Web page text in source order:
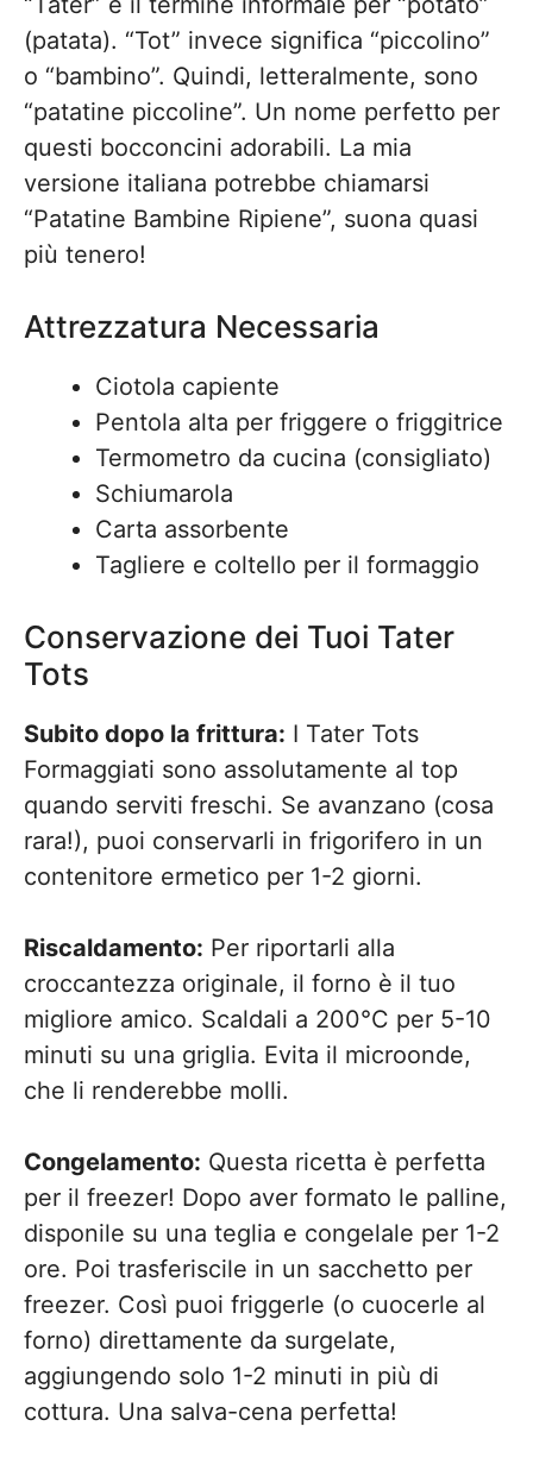
(patata). “Tot” invece significa “piccolino”
o “bambino”. Quindi, letteralmente, sono
“patatine piccoline”. Un nome perfetto per
questi bocconcini adorabili. La mia
versione italiana potrebbe chiamarsi
“Patatine Bambine Ripiene”, suona quasi
più tenero!
Attrezzatura Necessaria
Ciotola capiente
Pentola alta per friggere o friggitrice
Termometro da cucina (consigliato)
Schiumarola
Carta assorbente
Tagliere e coltello per il formaggio
Conservazione dei Tuoi Tater
Tots
Subito dopo la frittura: I Tater Tots
Formaggiati sono assolutamente al top
quando serviti freschi. Se avanzano (cosa
rara!), puoi conservarli in frigorifero in un
contenitore ermetico per 1-2 giorni.
Riscaldamento: Per riportarli alla
croccantezza originale, il forno è il tuo
migliore amico. Scaldali a 200°C per 5-10
minuti su una griglia. Evita il microonde,
che li renderebbe molli.
Congelamento: Questa ricetta è perfetta
per il freezer! Dopo aver formato le palline,
disponile su una teglia e congelale per 1-2
ore. Poi trasferiscile in un sacchetto per
freezer. Così puoi friggerle (o cuocerle al
forno) direttamente da surgelate,
aggiungendo solo 1-2 minuti in più di
cottura. Una salva-cena perfetta!